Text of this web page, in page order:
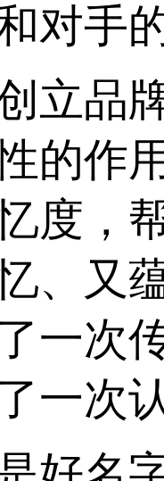
对手
立品
的作
度，
、又
一次
一次